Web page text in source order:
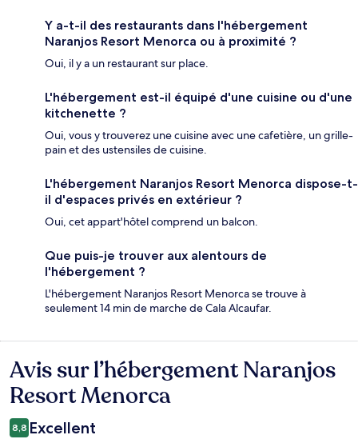
Y a-t-il des restaurants dans l'hébergement
Naranjos Resort Menorca ou à proximité ?
Oui, il y a un restaurant sur place.
L'hébergement est-il équipé d'une cuisine ou d'une
kitchenette ?
Oui, vous y trouverez une cuisine avec une cafetière, un grille-
pain et des ustensiles de cuisine.
L'hébergement Naranjos Resort Menorca dispose-t-
il d'espaces privés en extérieur ?
Oui, cet appart'hôtel comprend un balcon.
Que puis-je trouver aux alentours de
l'hébergement ?
L'hébergement Naranjos Resort Menorca se trouve à
seulement 14 min de marche de Cala Alcaufar.
Avis
Avis sur l’hébergement Naranjos
Resort Menorca
8,8 Excellent